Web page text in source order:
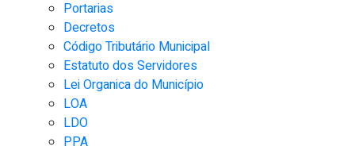
Portarias
Decretos
Código Tributário Municipal
Estatuto dos Servidores
Lei Organica do Município
LOA
LDO
PPA